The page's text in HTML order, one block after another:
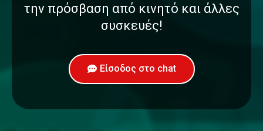
την πρόσβαση από κινητό και άλλες
συσκευές!
Είσοδος στο chat